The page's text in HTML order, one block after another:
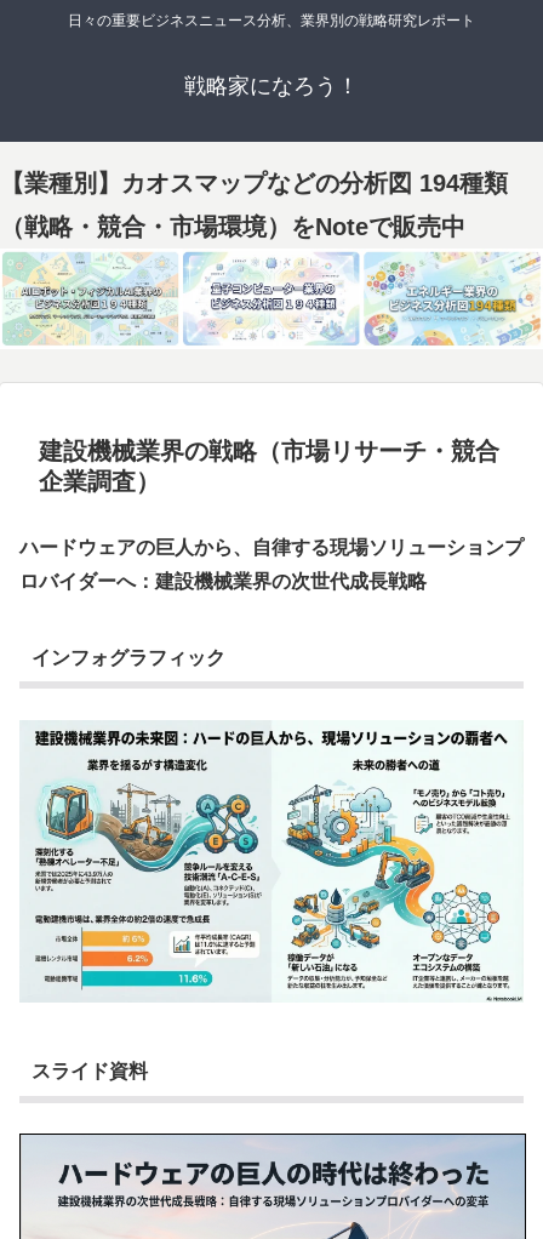
日々の重要ビジネスニュース分析、業界別の戦略研究レポート
戦略家になろう！
【業種別】カオスマップなどの分析図 194種類
（戦略・競合・市場環境）をNoteで販売中
建設機械業界の戦略（市場リサーチ・競合
企業調査）
ハードウェアの巨人から、自律する現場ソリューションプ
ロバイダーへ：建設機械業界の次世代成長戦略
インフォグラフィック
スライド資料